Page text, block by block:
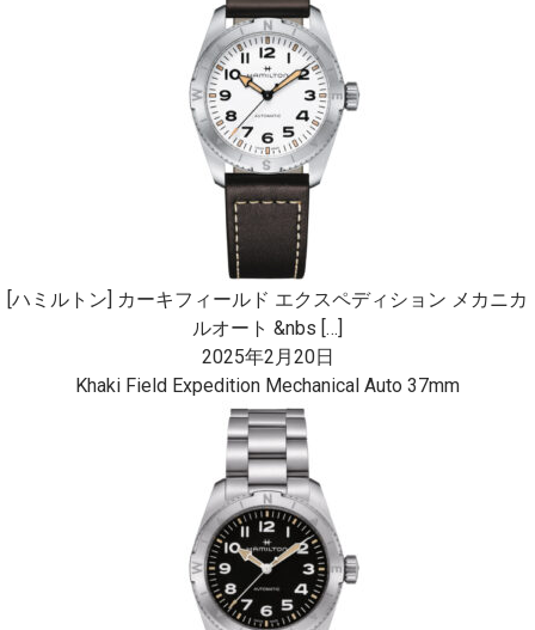
[ハミルトン] カーキフィールド エクスペディション メカニカ
ルオート &nbs […]
2025年2月20日
Khaki Field Expedition Mechanical Auto 37mm